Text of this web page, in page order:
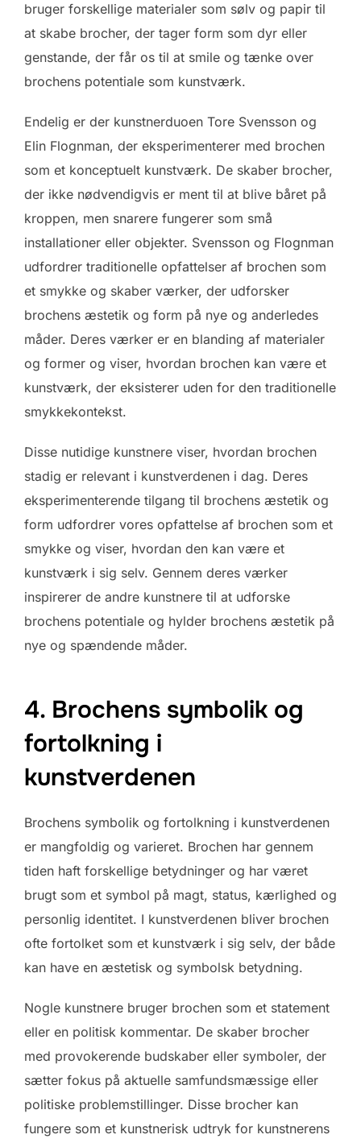
bruger forskellige materialer som sølv og papir til
at skabe brocher, der tager form som dyr eller
genstande, der får os til at smile og tænke over
brochens potentiale som kunstværk.
Endelig er der kunstnerduoen Tore Svensson og
Elin Flognman, der eksperimenterer med brochen
som et konceptuelt kunstværk. De skaber brocher,
der ikke nødvendigvis er ment til at blive båret på
kroppen, men snarere fungerer som små
installationer eller objekter. Svensson og Flognman
udfordrer traditionelle opfattelser af brochen som
et smykke og skaber værker, der udforsker
brochens æstetik og form på nye og anderledes
måder. Deres værker er en blanding af materialer
og former og viser, hvordan brochen kan være et
kunstværk, der eksisterer uden for den traditionelle
smykkekontekst.
Disse nutidige kunstnere viser, hvordan brochen
stadig er relevant i kunstverdenen i dag. Deres
eksperimenterende tilgang til brochens æstetik og
form udfordrer vores opfattelse af brochen som et
smykke og viser, hvordan den kan være et
kunstværk i sig selv. Gennem deres værker
inspirerer de andre kunstnere til at udforske
brochens potentiale og hylder brochens æstetik på
nye og spændende måder.
4. Brochens symbolik og
fortolkning i
kunstverdenen
Brochens symbolik og fortolkning i kunstverdenen
er mangfoldig og varieret. Brochen har gennem
tiden haft forskellige betydninger og har været
brugt som et symbol på magt, status, kærlighed og
personlig identitet. I kunstverdenen bliver brochen
ofte fortolket som et kunstværk i sig selv, der både
kan have en æstetisk og symbolsk betydning.
Nogle kunstnere bruger brochen som et statement
eller en politisk kommentar. De skaber brocher
med provokerende budskaber eller symboler, der
sætter fokus på aktuelle samfundsmæssige eller
politiske problemstillinger. Disse brocher kan
fungere som et kunstnerisk udtryk for kunstnerens